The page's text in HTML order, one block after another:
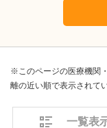
※このページの医療機関
離の近い順で表示されて
一覧表